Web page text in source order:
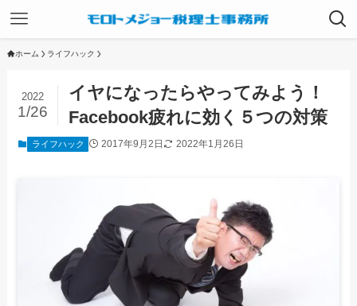
ホーム ライフハック
イヤになったらやってみよう！
Facebook疲れに効く５つの対策
2022
1/26
ライフハック 2017年9月2日 2022年1月26日